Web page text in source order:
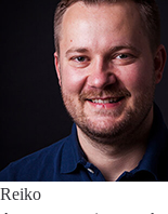
Reiko